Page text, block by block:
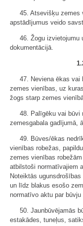
45. Atsevišķu zemes
apstādījumus veido
46. Žogu izvietojumu
dokumentācijā.
47. Neviena ēkas vai
zemes vienības, uz
žogs starp zemes
48. Palīgēku vai būvi
zemesgabala gadījumā,
49. Būves/ēkas
vienības robežas,
zemes vienības
atbilstoši normatīvajiem
Noteiktās
un līdz blakus esošo
normatīvo aktu par
50. Jaunbūvējamās
estakādes, tuneļus,